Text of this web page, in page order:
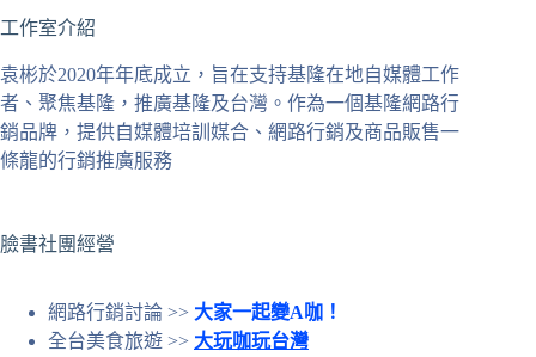
到
合
條
件
的
果
工作室介紹
袁彬於2020年年底成立，旨在支持基隆在地自媒體工作
者、聚焦基隆，推廣基隆及台灣。作為一個基隆網路行
銷品牌，提供自媒體培訓媒合、網路行銷及商品販售一
條龍的行銷推廣服務
臉書社團經營
網路行銷討論 >> 大家一起變A咖！
全台美食旅遊 >> 大玩咖玩台灣